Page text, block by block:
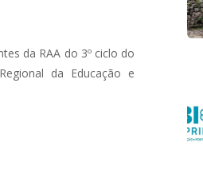
da RAA do 3º ciclo do
da Educação e